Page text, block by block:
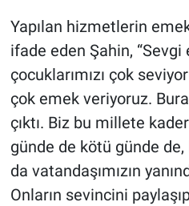
Yapılan hizmetlerin
ifade eden Şahin,
çocuklarımızı çok
çok emek veriyoruz.
çıktı. Biz bu millete
günde de kötü günde de,
da vatandaşımızın
Onların sevincini